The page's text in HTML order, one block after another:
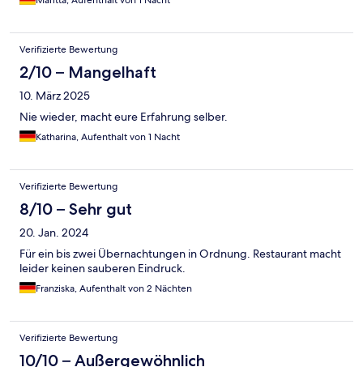
Verifizierte Bewertung
2/10 – Mangelhaft
10. März 2025
Nie wieder, macht eure Erfahrung selber.
Katharina, Aufenthalt von 1 Nacht
Verifizierte Bewertung
8/10 – Sehr gut
20. Jan. 2024
Für ein bis zwei Übernachtungen in Ordnung. Restaurant macht
leider keinen sauberen Eindruck.
Franziska, Aufenthalt von 2 Nächten
Verifizierte Bewertung
10/10 – Außergewöhnlich